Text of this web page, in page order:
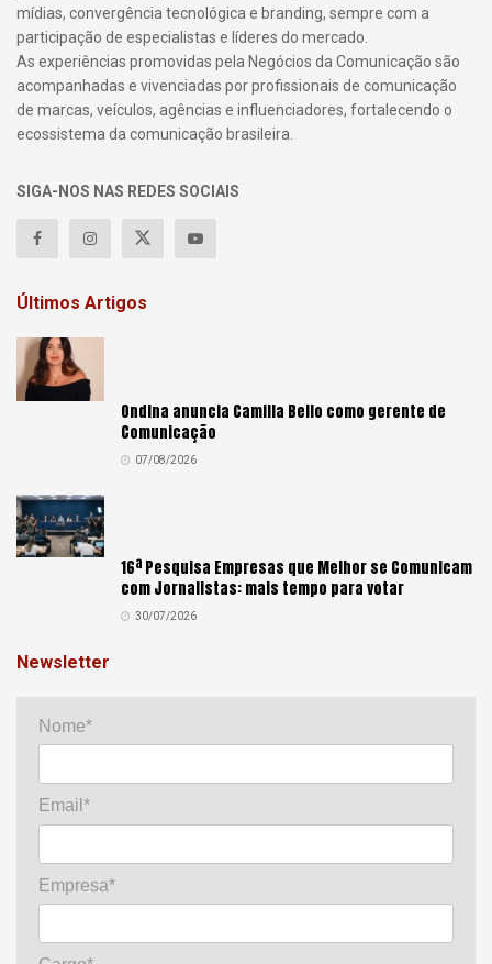
mídias, convergência tecnológica e branding, sempre com a
participação de especialistas e líderes do mercado.
As experiências promovidas pela Negócios da Comunicação são
acompanhadas e vivenciadas por profissionais de comunicação
de marcas, veículos, agências e influenciadores, fortalecendo o
ecossistema da comunicação brasileira.
SIGA-NOS NAS REDES SOCIAIS
Últimos Artigos
Ondina anuncia Camilla Bello como gerente de
Comunicação
07/08/2026
16ª Pesquisa Empresas que Melhor se Comunicam
com Jornalistas: mais tempo para votar
30/07/2026
Newsletter
Nome*
Email*
Empresa*